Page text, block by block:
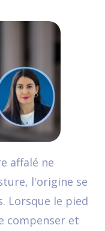
affalé ne
l'origine se
Lorsque le pied
compenser et